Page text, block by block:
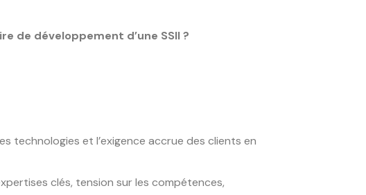
de développement d’une SSII ?
technologies et l’exigence accrue des clients en
clés, tension sur les compétences,